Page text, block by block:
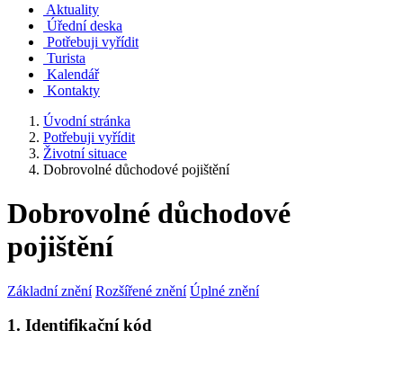
Aktuality
Úřední deska
Potřebuji vyřídit
Turista
Kalendář
Kontakty
Úvodní stránka
Potřebuji vyřídit
Životní situace
Dobrovolné důchodové pojištění
Dobrovolné důchodové
pojištění
Základní znění Rozšířené znění Úplné znění
1. Identifikační kód